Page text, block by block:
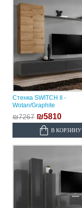
Стенка SWITCH II -
Wotan/Graphite
₪7267 ₪5810
В КОРЗИНУ